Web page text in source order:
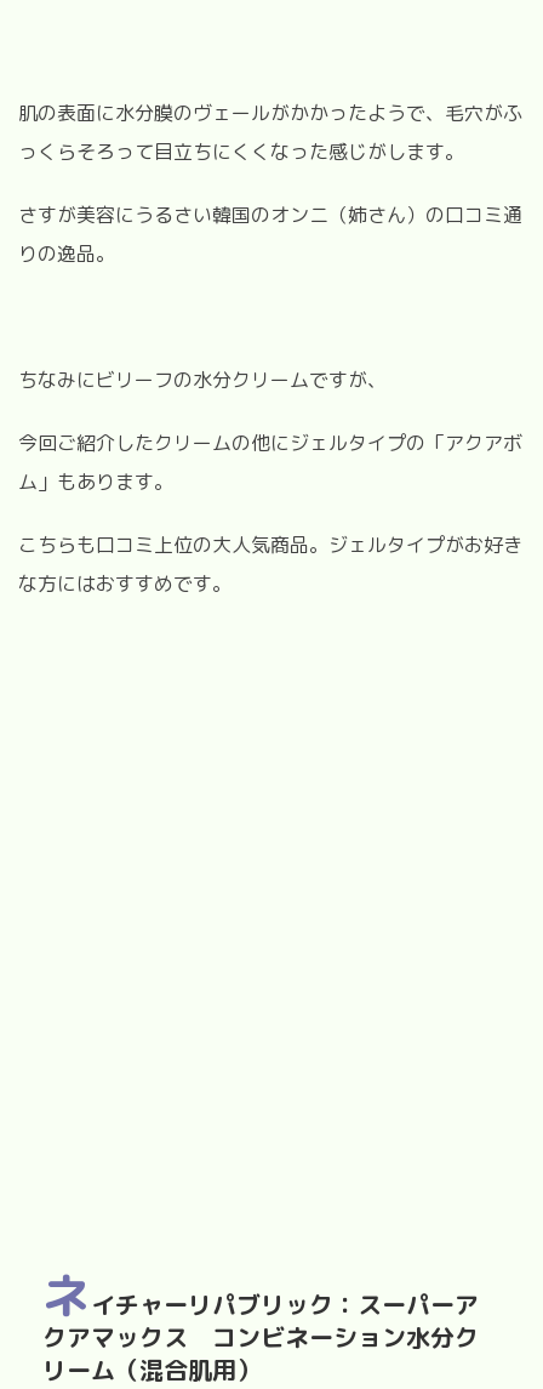
肌の表面に水分膜のヴェールがかかったようで、毛穴がふ
っくらそろって目立ちにくくなった感じがします。
さすが美容にうるさい韓国のオンニ（姉さん）の口コミ通
りの逸品。
ちなみにビリーフの水分クリームですが、
今回ご紹介したクリームの他にジェルタイプの「アクアボ
ム」もあります。
こちらも口コミ上位の大人気商品。ジェルタイプがお好き
な方にはおすすめです。
ネ イチャーリパブリック：スーパーア
クアマックス コンビネーション水分ク
リーム（混合肌用）